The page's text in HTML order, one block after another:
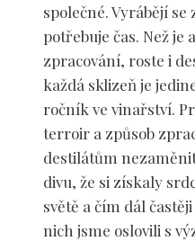
společné. Vyrábějí
potřebuje čas. Než je
zpracování, roste i
každá sklizeň je
ročník ve vinařství.
terroir a způsob
destilátům
divu, že si získaly
světě a čím dál
nich jsme oslovili s